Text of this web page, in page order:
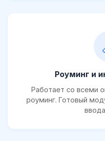
Роуминг и
Работает со всеми
роуминг. Готовый